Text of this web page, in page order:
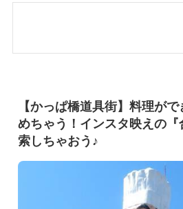
【かっぱ橋道具街】料理が
めちゃう！インスタ映えの
索しちゃおう♪